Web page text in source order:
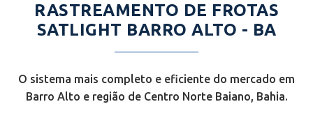
RASTREAMENTO DE FROTAS
SATLIGHT BARRO ALTO - BA
O sistema mais completo e eficiente do mercado em
Barro Alto e região de Centro Norte Baiano, Bahia.